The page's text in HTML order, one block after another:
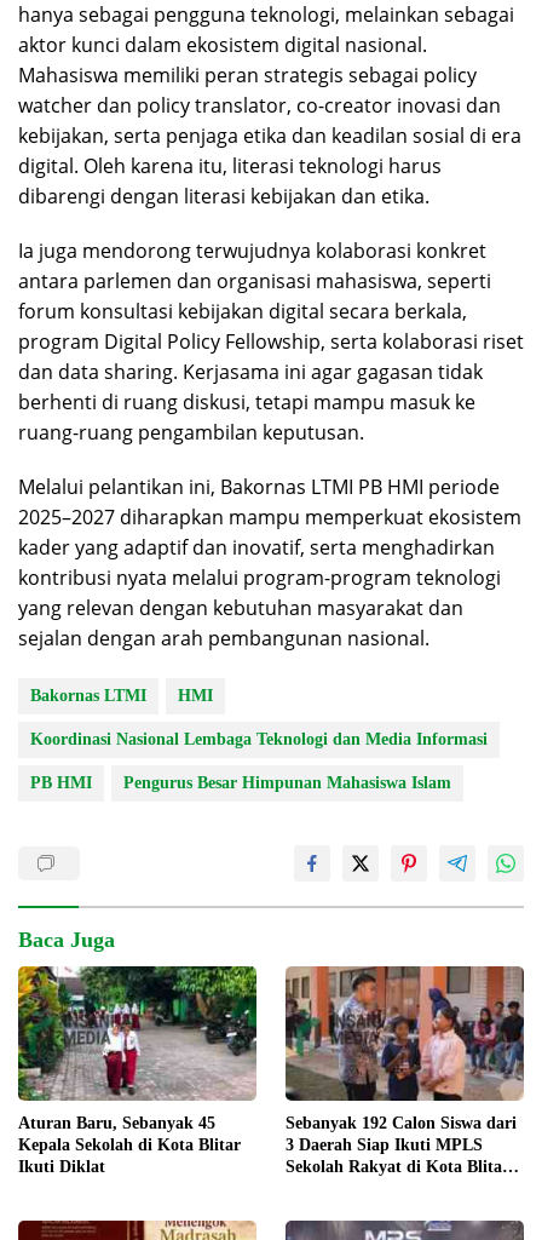
hanya sebagai pengguna teknologi, melainkan sebagai
aktor kunci dalam ekosistem digital nasional.
Mahasiswa memiliki peran strategis sebagai policy
watcher dan policy translator, co-creator inovasi dan
kebijakan, serta penjaga etika dan keadilan sosial di era
digital. Oleh karena itu, literasi teknologi harus
dibarengi dengan literasi kebijakan dan etika.
Ia juga mendorong terwujudnya kolaborasi konkret
antara parlemen dan organisasi mahasiswa, seperti
forum konsultasi kebijakan digital secara berkala,
program Digital Policy Fellowship, serta kolaborasi riset
dan data sharing. Kerjasama ini agar gagasan tidak
berhenti di ruang diskusi, tetapi mampu masuk ke
ruang-ruang pengambilan keputusan.
Melalui pelantikan ini, Bakornas LTMI PB HMI periode
2025–2027 diharapkan mampu memperkuat ekosistem
kader yang adaptif dan inovatif, serta menghadirkan
kontribusi nyata melalui program-program teknologi
yang relevan dengan kebutuhan masyarakat dan
sejalan dengan arah pembangunan nasional.
Bakornas LTMI HMI
Koordinasi Nasional Lembaga Teknologi dan Media Informasi
PB HMI Pengurus Besar Himpunan Mahasiswa Islam
Baca Juga
Aturan Baru, Sebanyak 45
Kepala Sekolah di Kota Blitar
Ikuti Diklat
Sebanyak 192 Calon Siswa dari
3 Daerah Siap Ikuti MPLS
Sekolah Rakyat di Kota Blitar